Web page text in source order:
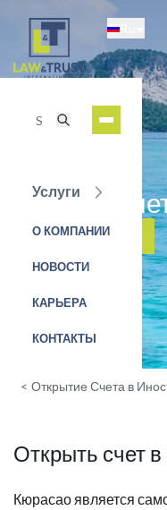
основному
содержанию
Услуги
О КОМПАНИИ
НОВОСТИ
КАРЬЕРА
КОНТАКТЫ
Открыть
ЗАЯВКА НА УСЛУГУ
< Открытие Счета в
Открыть счет
Кюрасао является